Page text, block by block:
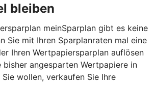
bleiben
meinSparplan gibt es keine
Sie mit Ihren Sparplanraten mal eine
Ihren Wertpapiersparplan auflösen
bisher angesparten Wertpapiere in
wollen, verkaufen Sie Ihre